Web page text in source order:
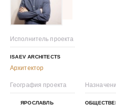
Исполнитель проекта
ISAEV ARCHITECTS
Архитектор
География проекта
ЯРОСЛАВЛЬ